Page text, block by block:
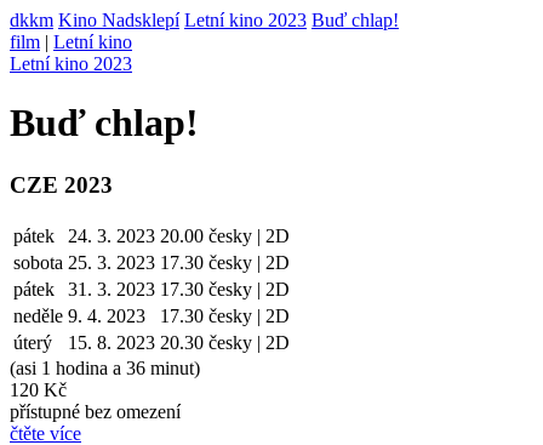
dkkm Kino Nadsklepí Letní kino 2023 Buď chlap!
film | Letní kino
Letní kino 2023
Buď chlap!
CZE 2023
pátek 24. 3. 2023 20.00 česky | 2D
sobota 25. 3. 2023 17.30 česky | 2D
pátek
31. 3. 2023 17.30 česky | 2D
neděle 9. 4. 2023 17.30 česky | 2D
úterý
15. 8. 2023 20.30 česky | 2D
(asi 1 hodina a 36 minut)
120 Kč
přístupné bez omezení
čtěte více